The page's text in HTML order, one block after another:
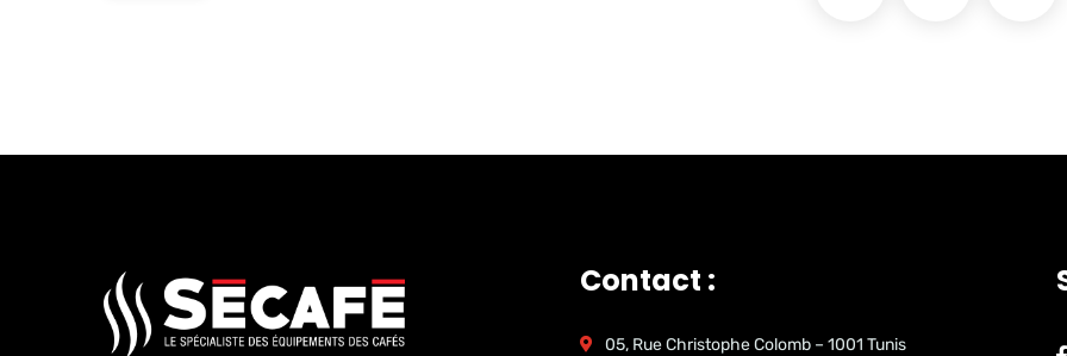
Contact :
05, Rue Christophe Colomb – 1001 Tunis